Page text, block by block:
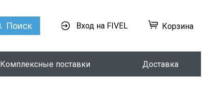
Поиск Вход на FIVEL Корзина
Комплексные поставки Доставка